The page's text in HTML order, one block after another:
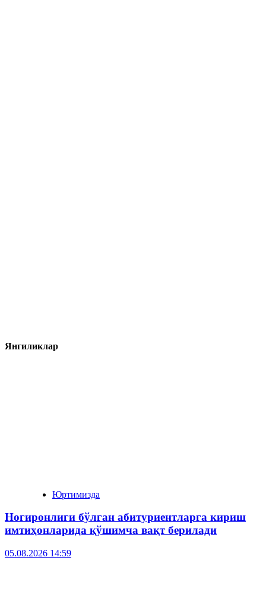
Янгиликлар
Юртимизда
Ногиронлиги бўлган абитуриентларга кириш
имтиҳонларида қўшимча вақт берилади
05.08.2026 14:59